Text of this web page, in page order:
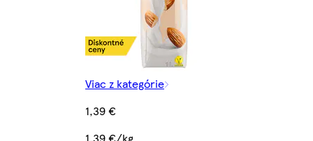
Viac z kategórie
1,39 €
1,39 €/kg